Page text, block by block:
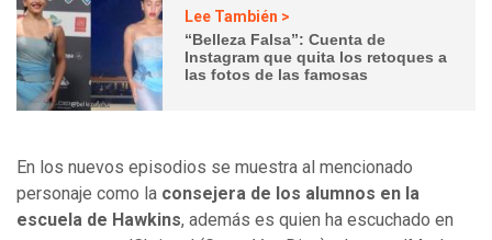
Lee También >
“Belleza Falsa”: Cuenta de
Instagram que quita los retoques a
las fotos de las famosas
​En los nuevos episodios se muestra al mencionado
personaje como la consejera de los alumnos en la
escuela de Hawkins, además es quien ha escuchado en